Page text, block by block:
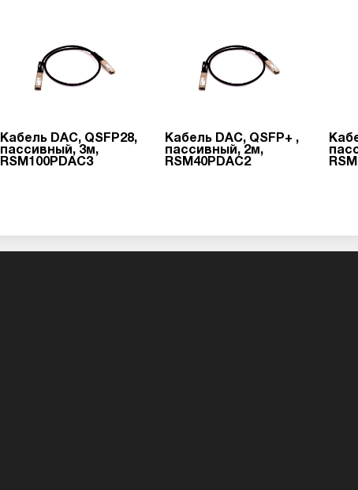
Кабель DAC, QSFP28,
пассивный, 3м,
RSM100PDAC3
Кабель DAC, QSFP+ ,
пассивный, 2м,
RSM40PDAC2